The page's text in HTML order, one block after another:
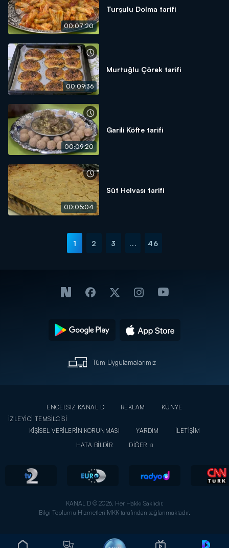
00:07:20
Turşulu Dolma tarifi
00:09:36
Murtuğlu Çörek tarifi
00:09:20
Garili Köfte tarifi
00:05:04
Süt Helvası tarifi
1 2 3 ... 46
Tüm Uygulamalarımız
ENGELSİZ KANAL D REKLAM
KÜNYE
İZLEYİCİ TEMSİLCİSİ
KİŞİSEL VERİLERİN KORUNMASI
YARDIM
İLETİŞİM
HATA BİLDİR
DİĞER
KANAL D © 2026. Her Hakkı Saklıdır.
Bilgi Toplumu Hizmetleri MKK tarafından sağlanmaktadır.